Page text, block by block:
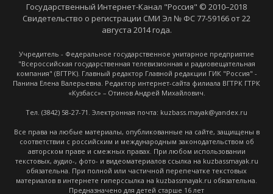
Государственный Интернет-Канал "Россия" © 2010–2018
Свидетельство о регистрации СМИ Эл № ФС 77-59166 от 22
августа 2014 года.
Учредитель - Федеральное государственное унитарное предприятие
"Всероссийская государственная телевизионная и радиовещательная
компания" (ВГТРК). Главный редактор Главной редакции ГИК "Россия" -
Панина Елена Валерьевна. Редактор интернет-сайта филиала ВГТРК ГТРК
«Кузбасс» – Отинов Андрей Михайлович.
Тел. (3842) 58-27-71. Электронная почта: kuzbass.mayak@yandex.ru
Все права на любые материалы, опубликованные на сайте, защищены в
соответствии с российским и международным законодательством об
авторском праве и смежных правах. При любом использовании
текстовых, аудио-, фото- и видеоматериалов ссылка на kuzbassmayak.ru
обязательна. При полной или частичной перепечатке текстовых
материалов в интернете гиперссылка на kuzbassmayak.ru обязательна.
Предназначено для детей старше 16 лет